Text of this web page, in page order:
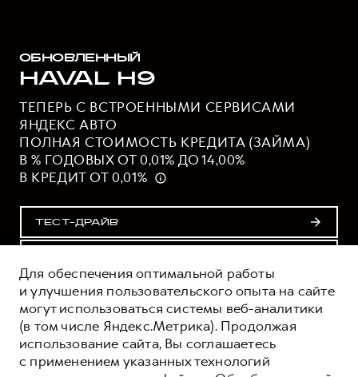
ОБНОВЛЕННЫЙ
HAVAL H9
ТЕПЕРЬ С ВСТРОЕННЫМИ СЕРВИСАМИ
ЯНДЕКС АВТО
ПОЛНАЯ СТОИМОСТЬ КРЕДИТА (ЗАЙМА)
В % ГОДОВЫХ ОТ 0,01% ДО 14,00%
В КРЕДИТ ОТ 0,01%
ТЕСТ-ДРАЙВ
ОЦЕНИВАЙТЕ СВОИ ФИНАНСОВЫЕ
ВОЗМОЖНОСТИ И РИСКИ
ИЗУЧИТЕ ВСЕ УСЛОВИЯ КРЕДИТА (ЗАЙМА) НА
САЙТЕ:
Для обеспечения оптимальной работы
и улучшения пользовательского опыта на сайте
могут использоваться системы веб-аналитики
(в том числе Яндекс.Метрика). Продолжая
использование сайта, Вы соглашаетесь
с применением указанных технологий